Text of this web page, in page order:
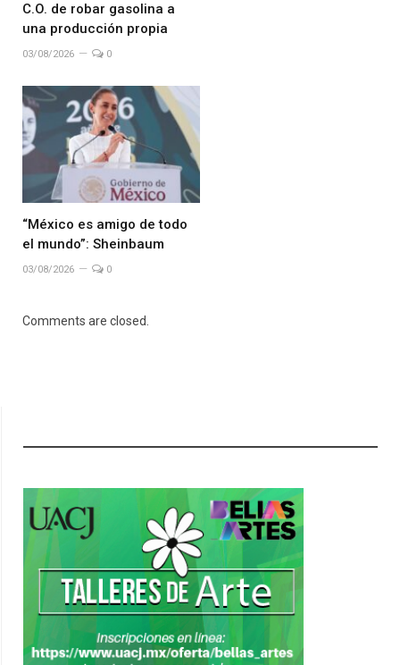
C.O. de robar gasolina a
una producción propia
03/08/2026 0
“México es amigo de todo
el mundo”: Sheinbaum
03/08/2026 0
Comments are closed.